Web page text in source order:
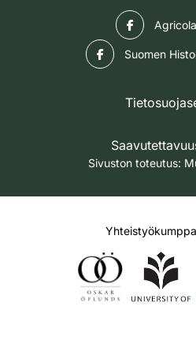
Suomen
Sivuston toteutus: